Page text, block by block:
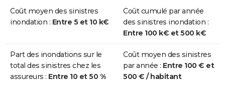
Inondations
et/ou
17/01/1995 31/01/1995 15 j Oui
Inondations
et/ou
31/12/1993 17/01/1994 18 j Oui
Coût moyen des sinistres
inondation : Entre 5 et 10 k€
Coût cumulé par année
des sinistres inondation :
Entre 100 k€ et 500 k€
Part des inondations sur le
total des sinistres chez les
assureurs : Entre 10 et 50 %
Coût moyen des sinistres
par année : Entre 100 € et
500 € / habitant